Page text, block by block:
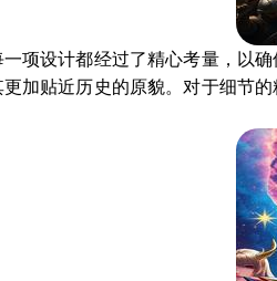
项设计都经过了精心考量，以
加贴近历史的原貌。对于细节